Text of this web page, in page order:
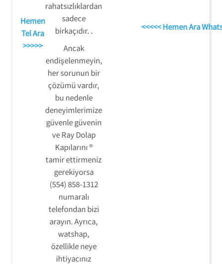
Hemen
Tel Ara
>>>>>
rahatsızlıklardan
sadece
birkaçıdır. .
Ancak
endişelenmeyin,
her sorunun bir
çözümü vardır,
bu nedenle
deneyimlerimize
güvenle güvenin
ve Ray Dolap
Kapılarını ®
tamir ettirmeniz
gerekiyorsa
(554) 858-1312
numaralı
telefondan bizi
arayın. Ayrıca,
watshap,
özellikle neye
ihtiyacınız
<<<<< Hemen Ara